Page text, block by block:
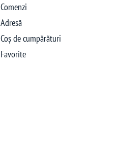
Comenzi
Adresă
Coș de cumpărături
Favorite